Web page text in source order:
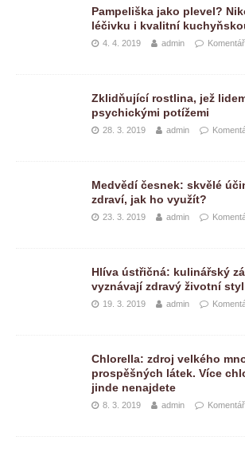
Pampeliška jako plevel?
léčivku i kvalitní
4. 4. 2019 admin
Zklidňující rostlina, jež
psychickými potížemi
28. 3. 2019 admin
Medvědí česnek: skvělé
zdraví, jak ho využít?
23. 3. 2019 admin
Hlíva ústřičná: kulinářský
vyznávají zdravý životní styl
19. 3. 2019 admin
Chlorella: zdroj velkého
prospěšných látek. Více
jinde nenajdete
8. 3. 2019 admin